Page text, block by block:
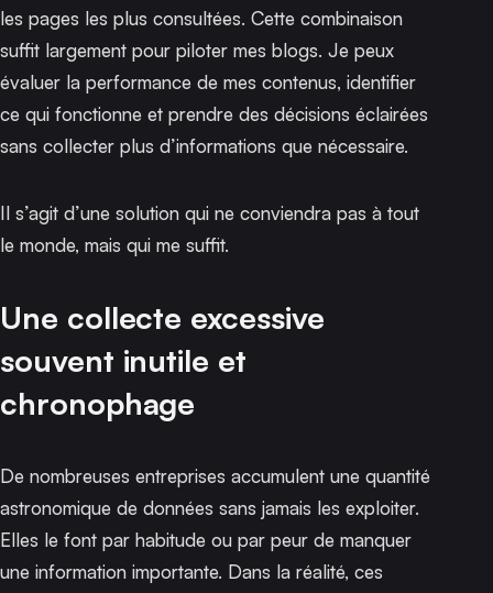
les pages les plus consultées. Cette combinaison
suffit largement pour piloter mes blogs. Je peux
évaluer la performance de mes contenus, identifier
ce qui fonctionne et prendre des décisions éclairées
sans collecter plus d’informations que nécessaire.
Il s’agit d’une solution qui ne conviendra pas à tout
le monde, mais qui me suffit.
Une collecte excessive
souvent inutile et
chronophage
De nombreuses entreprises accumulent une quantité
astronomique de données sans jamais les exploiter.
Elles le font par habitude ou par peur de manquer
une information importante. Dans la réalité, ces